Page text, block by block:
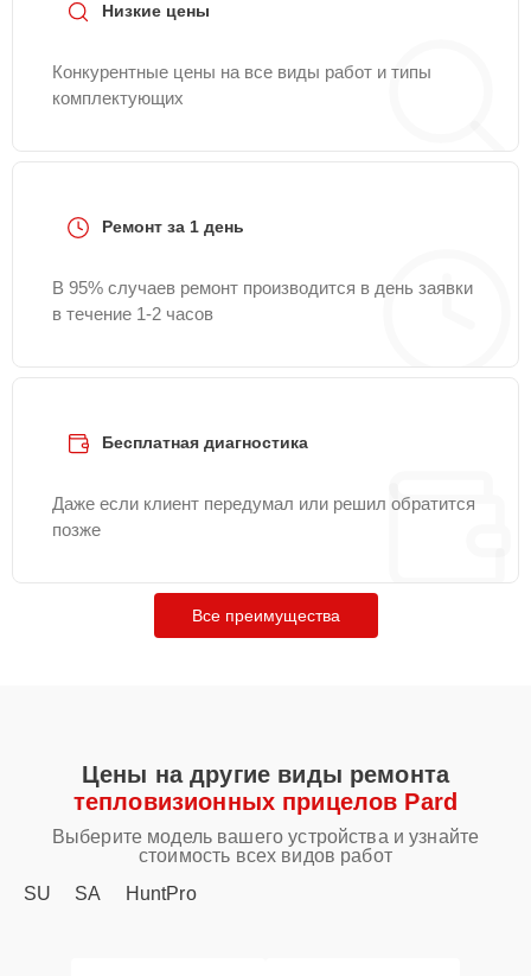
Низкие цены
Конкурентные цены на все виды работ и типы
комплектующих
Ремонт за 1 день
В 95% случаев ремонт производится в день заявки
в течение 1-2 часов
Бесплатная диагностика
Даже если клиент передумал или решил обратится
позже
Все преимущества
Цены на другие виды ремонта
тепловизионных прицелов Pard
Выберите модель вашего устройства и узнайте
стоимость всех видов работ
SU
SA HuntPro